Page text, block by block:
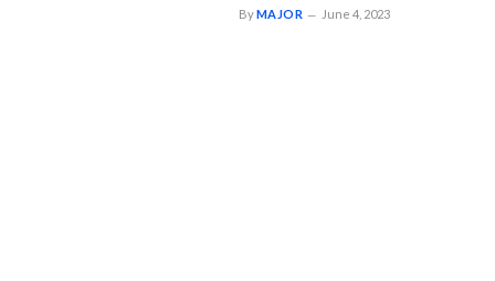
ByMAJOR June 4, 2023